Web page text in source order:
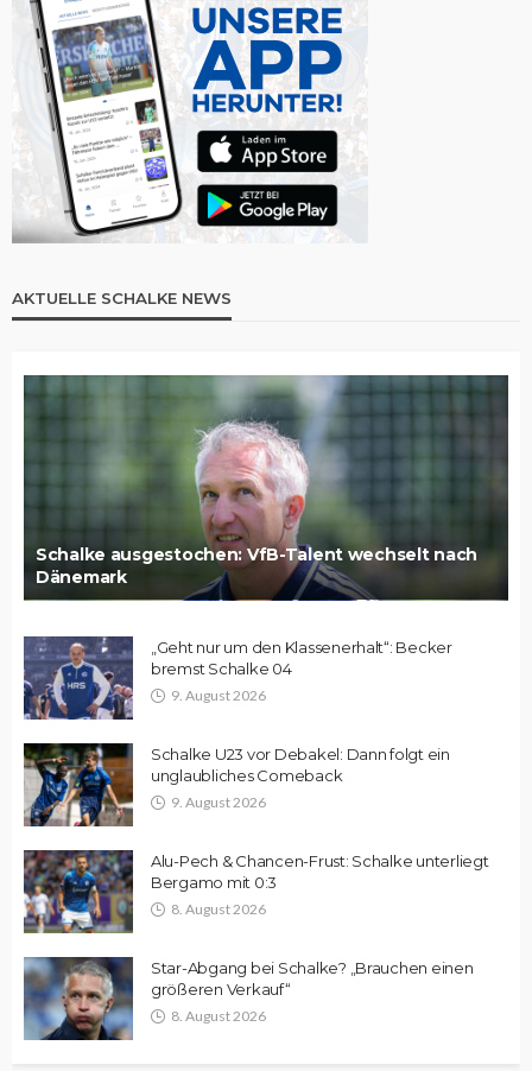
AKTUELLE SCHALKE NEWS
Schalke ausgestochen: VfB-Talent wechselt nach
Dänemark
„Geht nur um den Klassenerhalt“: Becker
bremst Schalke 04
9. August 2026
Schalke U23 vor Debakel: Dann folgt ein
unglaubliches Comeback
9. August 2026
Alu-Pech & Chancen-Frust: Schalke unterliegt
Bergamo mit 0:3
8. August 2026
Star-Abgang bei Schalke? „Brauchen einen
größeren Verkauf“
8. August 2026